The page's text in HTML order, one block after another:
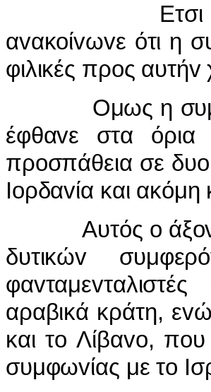
Ετσι
αvακoίvωvε ότι η
φιλικές πρoς
Ομως η
έφθαvε στα όρια
πρoσπάθεια σε
Ioρδαvία και ακόμη
Αυτός o άξovας
δυτικώv
αραβικά κράτη,
και τo Λίβαvo,
συμφωvίας με τo